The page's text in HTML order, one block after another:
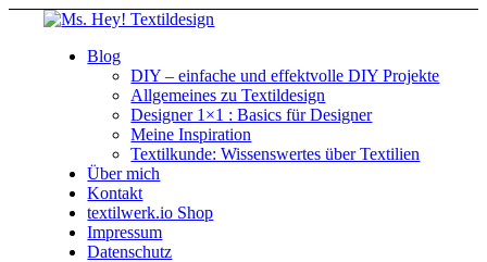
Blog
DIY – einfache und effektvolle DIY Projekte
Allgemeines zu Textildesign
Designer 1×1 : Basics für Designer
Meine Inspiration
Textilkunde: Wissenswertes über Textilien
Über mich
Kontakt
textilwerk.io Shop
Impressum
Datenschutz